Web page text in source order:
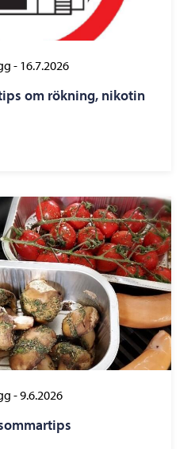
- 16.7.2026
om rökning, nikotin
-9.6.2026